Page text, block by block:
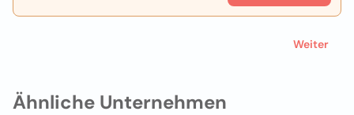
Ähnliche Unternehmen
Weiter